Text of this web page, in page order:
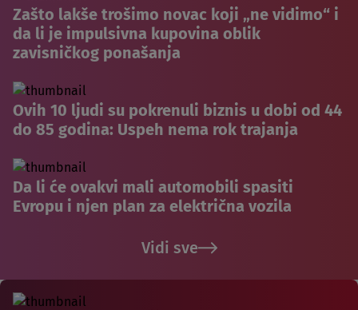
Zašto lakše trošimo novac koji „ne vidimo“ i
da li je impulsivna kupovina oblik
zavisničkog ponašanja
Ovih 10 ljudi su pokrenuli biznis u dobi od 44
do 85 godina: Uspeh nema rok trajanja
Da li će ovakvi mali automobili spasiti
Evropu i njen plan za električna vozila
Vidi sve